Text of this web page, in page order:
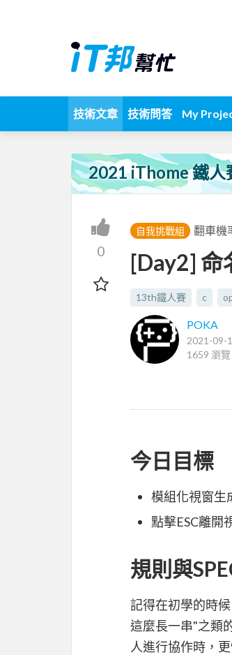
技術文章 技術問答 My
2021 iThome 鐵人
0
自我挑戰組 翻車機
[Day2] 命
13th鐵人賽 c
POKA
2021-09-
1659 瀏覽
今日目標
模組化視窗生
點擊ESC離開
規則與
記得在初學的時
這麼長一串"之類
人進行協作時，